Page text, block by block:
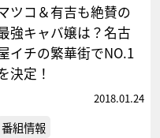
ツコ＆有吉も絶賛の
強キャバ嬢は？名古
イチの繁華街でNO.1
決定！
2018.01.24
番組情報